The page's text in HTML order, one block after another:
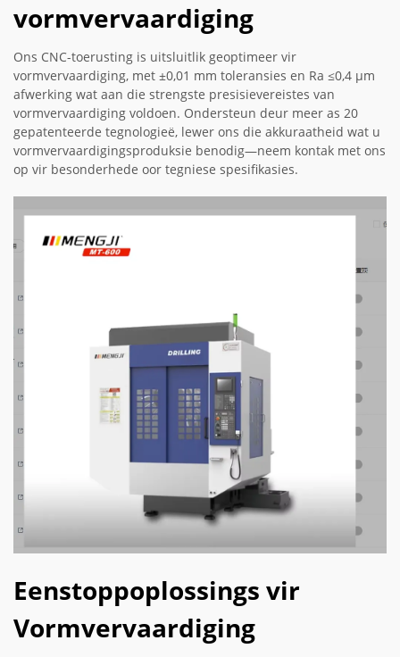
vormvervaardiging
Ons CNC-toerusting is uitsluitlik geoptimeer vir
vormvervaardiging, met ±0,01 mm toleransies en Ra ≤0,4 µm
afwerking wat aan die strengste presisievereistes van
vormvervaardiging voldoen. Ondersteun deur meer as 20
gepatenteerde tegnologieë, lewer ons die akkuraatheid wat u
vormvervaardigingsproduksie benodig—neem kontak met ons
op vir besonderhede oor tegniese spesifikasies.
Eenstoppoplossings vir
Vormvervaardiging